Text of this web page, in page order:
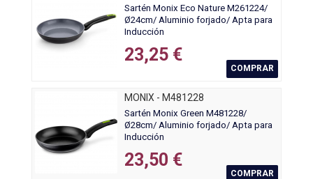
Sartén Monix Eco Nature M261224/
Ø24cm/ Aluminio forjado/ Apta para
Inducción
23,25 €
COMPRAR
MONIX - M481228
Sartén Monix Green M481228/
Ø28cm/ Aluminio forjado/ Apta para
Inducción
23,50 €
COMPRAR